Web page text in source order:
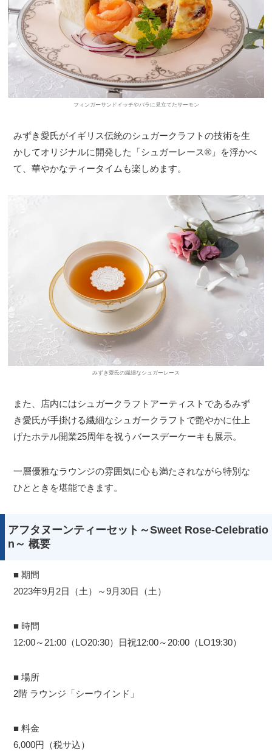
フィンガーサンドイッチやバラに見立てたサーモン
みずき愛氏がイギリス伝統のシュガークラフトの技術を生
かしてオリジナルに開発した「シュガーレース®」を浮かべ
て、華やかなティータイムも楽しめます。
みずき愛氏の繊細なシュガーレース
また、店内にはシュガークラフトアーティストであるみず
き愛氏が手掛ける繊細なシュガークラフトで艶やかに仕上
げたホテル開業25周年を祝うバースデーケーキも展示。
一層優雅なラウンジの雰囲気に心も満たされながら特別な
ひとときを堪能できます。
アフタヌーンティーセット～Sweet Rose-Celebratio
n～ 概要
■ 期間
2023年9月2日（土）～9月30日（土）
■ 時間
12:00～21:00（LO20:30）日祝12:00～20:00（LO19:30）
■ 場所
2階 ラウンジ「シーウインド」
■ 料金
6,000円（税サ込）